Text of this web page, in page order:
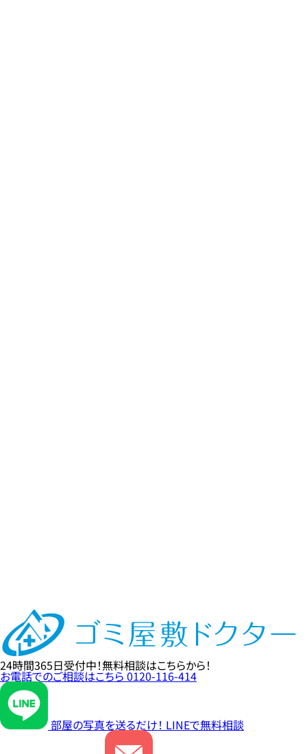
24時間365日受付中！無料相談はこちらから！
お電話でのご相談はこちら 0120-116-414
部屋の写真を送るだけ！ LINEで無料相談